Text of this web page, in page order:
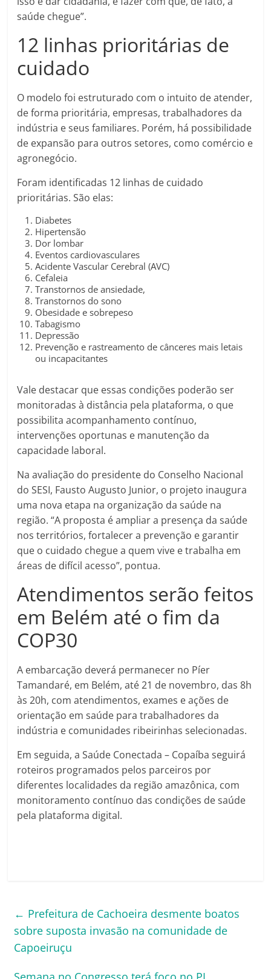
saúde chegue”.
12 linhas prioritárias de
cuidado
O modelo foi estruturado com o intuito de atender,
de forma prioritária, empresas, trabalhadores da
indústria e seus familiares. Porém, há possibilidade
de expansão para outros setores, como comércio e
agronegócio.
Foram identificadas 12 linhas de cuidado
prioritárias. São elas:
Diabetes
Hipertensão
Dor lombar
Eventos cardiovasculares
Acidente Vascular Cerebral (AVC)
Cefaleia
Transtornos de ansiedade,
Transtornos do sono
Obesidade e sobrepeso
Tabagismo
Depressão
Prevenção e rastreamento de cânceres mais letais
ou incapacitantes
Vale destacar que essas condições poderão ser
monitoradas à distância pela plataforma, o que
possibilita acompanhamento contínuo,
intervenções oportunas e manutenção da
capacidade laboral.
Na avaliação do presidente do Conselho Nacional
do SESI, Fausto Augusto Junior, o projeto inaugura
uma nova etapa na organização da saúde na
região. “A proposta é ampliar a presença da saúde
nos territórios, fortalecer a prevenção e garantir
que o cuidado chegue a quem vive e trabalha em
áreas de difícil acesso”, pontua.
Atendimentos serão feitos
em Belém até o fim da
COP30
A embarcação deverá permanecer no Píer
Tamandaré, em Belém, até 21 de novembro, das 8h
às 20h, com atendimentos, exames e ações de
orientação em saúde para trabalhadores da
indústria e comunidades ribeirinhas selecionadas.
Em seguida, a Saúde Conectada – Copaíba seguirá
roteiros programados pelos parceiros por
diferentes localidades da região amazônica, com
monitoramento contínuo das condições de saúde
pela plataforma digital.
← Prefeitura de Cachoeira desmente boatos
sobre suposta invasão na comunidade de
Capoeiruçu